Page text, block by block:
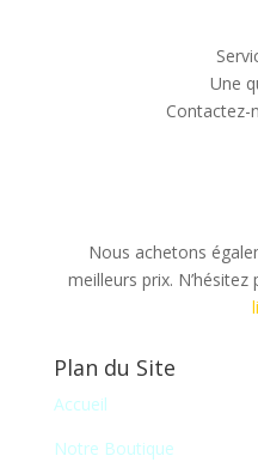
Une
Contactez-
Nous achetons
meilleurs prix.
Plan du Site
Accueil
Notre Boutique